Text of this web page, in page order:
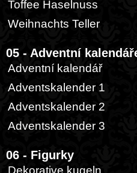
Toffee Haselnuss
Weihnachts Teller
05 - Adventní
Adventní kalendář
Adventskalender 1
Adventskalender 2
Adventskalender 3
06 - Figurky
Dekorative kugeln